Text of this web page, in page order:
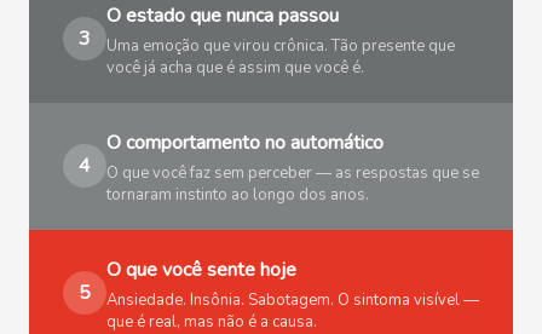
3
O estado que nunca passou
Uma emoção que virou crônica. Tão presente que
você já acha que é assim que você é.
4
O comportamento no automático
O que você faz sem perceber — as respostas que se
tornaram instinto ao longo dos anos.
5
O que você sente hoje
Ansiedade. Insônia. Sabotagem. O sintoma visível —
que é real, mas não é a causa.